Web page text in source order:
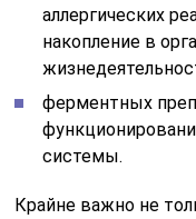
аллергических
накопление в
ферментных
системы.
Крайне важно не